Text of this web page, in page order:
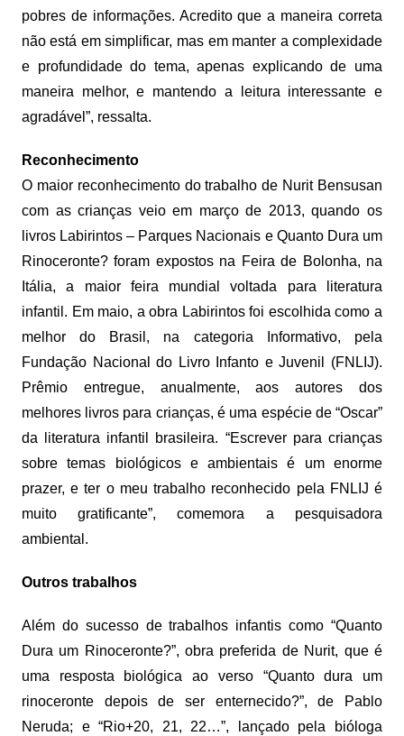
pobres de informações. Acredito que a maneira correta
não está em simplificar, mas em manter a complexidade
e profundidade do tema, apenas explicando de uma
maneira melhor, e mantendo a leitura interessante e
agradável”, ressalta.
Reconhecimento
O maior reconhecimento do trabalho de Nurit Bensusan
com as crianças veio em março de 2013, quando os
livros Labirintos – Parques Nacionais e Quanto Dura um
Rinoceronte? foram expostos na Feira de Bolonha, na
Itália, a maior feira mundial voltada para literatura
infantil. Em maio, a obra Labirintos foi escolhida como a
melhor do Brasil, na categoria Informativo, pela
Fundação Nacional do Livro Infanto e Juvenil (FNLIJ).
Prêmio entregue, anualmente, aos autores dos
melhores livros para crianças, é uma espécie de “Oscar”
da literatura infantil brasileira. “Escrever para crianças
sobre temas biológicos e ambientais é um enorme
prazer, e ter o meu trabalho reconhecido pela FNLIJ é
muito gratificante”, comemora a pesquisadora
ambiental.
Outros trabalhos
Além do sucesso de trabalhos infantis como “Quanto
Dura um Rinoceronte?”, obra preferida de Nurit, que é
uma resposta biológica ao verso “Quanto dura um
rinoceronte depois de ser enternecido?”, de Pablo
Neruda; e “Rio+20, 21, 22…”, lançado pela bióloga